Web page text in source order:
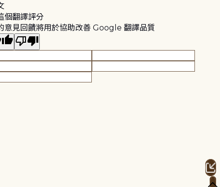
個翻譯評分
意見回饋將用於協助改善 Google 翻譯品質